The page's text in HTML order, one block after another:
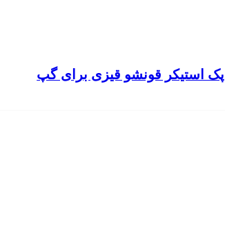
پک استیکر قونشو قیزی برای گپ